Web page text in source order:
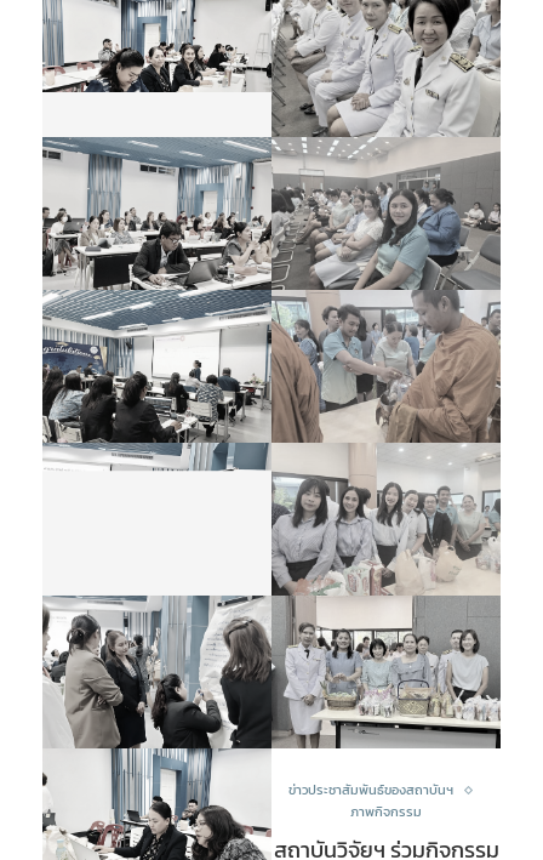
ข่าวประชาสัมพันธ์ของสถาบันฯ
ภาพกิจกรรม
สถาบันวิจัยฯ ร่วมกิจกรรม